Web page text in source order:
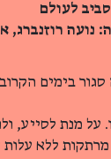
לעולם
נועה
בימים
על מנת לסייע,
ללא